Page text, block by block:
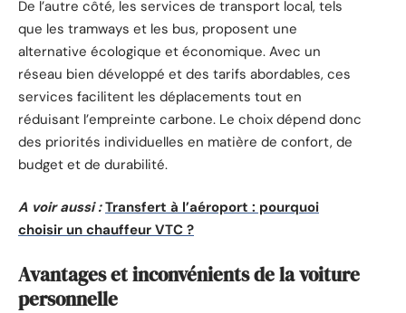
De l’autre côté, les services de transport local, tels
que les tramways et les bus, proposent une
alternative écologique et économique. Avec un
réseau bien développé et des tarifs abordables, ces
services facilitent les déplacements tout en
réduisant l’empreinte carbone. Le choix dépend donc
des priorités individuelles en matière de confort, de
budget et de durabilité.
A voir aussi : Transfert à l’aéroport : pourquoi
choisir un chauffeur VTC ?
Avantages et inconvénients de la voiture
personnelle